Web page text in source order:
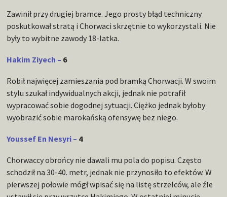
Zawinił przy drugiej bramce. Jego prosty błąd techniczny
poskutkował stratą i Chorwaci skrzętnie to wykorzystali. Nie
były to wybitne zawody 18-latka.
Hakim Ziyech – 6
Robił najwięcej zamieszania pod bramką Chorwacji. W swoim
stylu szukał indywidualnych akcji, jednak nie potrafił
wypracować sobie dogodnej sytuacji. Ciężko jednak byłoby
wyobrazić sobie marokańską ofensywę bez niego.
Youssef En Nesyri – 4
Chorwaccy obrońcy nie dawali mu pola do popisu. Często
schodził na 30-40. metr, jednak nie przynosiło to efektów. W
pierwszej połowie mógł wpisać się na listę strzelców, ale źle